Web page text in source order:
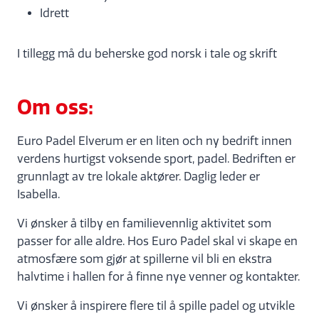
Idrett
I tillegg må du beherske god norsk i tale og skrift
Om oss:
Euro Padel Elverum er en liten och ny bedrift innen
verdens hurtigst voksende sport, padel. Bedriften er
grunnlagt av tre lokale aktører. Daglig leder er
Isabella.
Vi ønsker å tilby en familievennlig aktivitet som
passer for alle aldre. Hos Euro Padel skal vi skape en
atmosfære som gjør at spillerne vil bli en ekstra
halvtime i hallen for å finne nye venner og kontakter.
Vi ønsker å inspirere flere til å spille padel og utvikle